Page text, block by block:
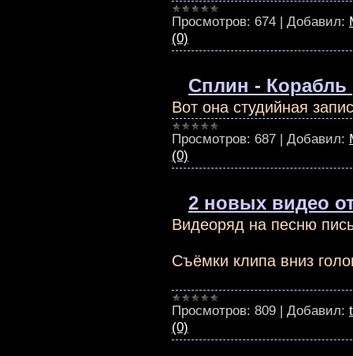
Просмотров: 674 | Добавил:
(0)
Сплин - Корабль
Вот она студийная
Просмотров: 687 | Добавил:
(0)
2 новых видео
Видеоряд на песню
Съёмки клипа вниз
Просмотров: 809 | Добавил:
(0)